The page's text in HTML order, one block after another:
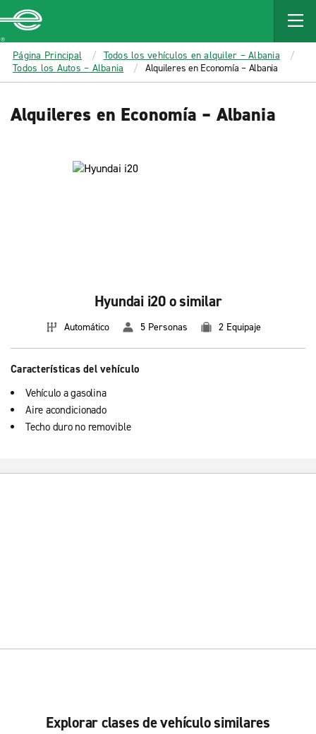
MAIN
CONTENT
Enterprise
Página Principal
Todos los vehículos en alquiler – Albania
Todos los Autos – Albania
Alquileres en Economía – Albania
Alquileres en Economía – Albania
Hyundai i20 o similar
Automático 5 Personas 2 Equipaje
Características del vehículo
Vehículo a gasolina
Aire acondicionado
Techo duro no removible
Explorar clases de vehículo similares